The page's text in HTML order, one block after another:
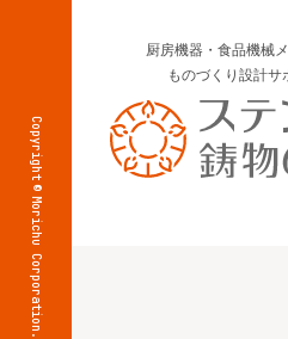
厨房機器・食品機械
ものづくり設計サ
Copyright
©